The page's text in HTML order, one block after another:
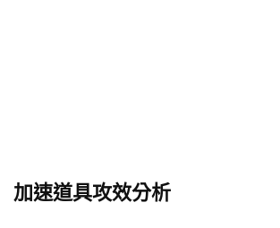
加速道具攻效分析